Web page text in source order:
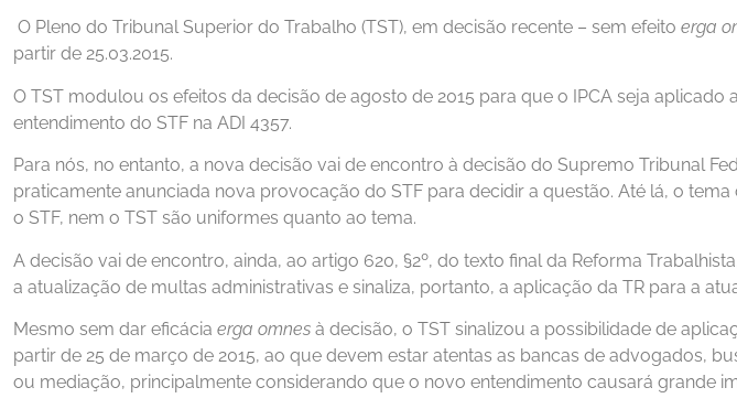
O Pleno do Tribunal Superior do Trabalho (TST), em decisão recente – sem efeito erga
partir de 25.03.2015.
O TST modulou os efeitos da decisão de agosto de 2015 para que o IPCA seja
entendimento do STF na ADI 4357.
Para nós, no entanto, a nova decisão vai de encontro à decisão do Supremo Tribunal
praticamente anunciada nova provocação do STF para decidir a questão. Até lá, o
o STF, nem o TST são uniformes quanto ao tema.
A decisão vai de encontro, ainda, ao artigo 620, §2º, do texto final da Reforma
a atualização de multas administrativas e sinaliza, portanto, a aplicação da TR para a
Mesmo sem dar eficácia erga omnes à decisão, o TST sinalizou a possibilidade de
partir de 25 de março de 2015, ao que devem estar atentas as bancas de advogados,
ou mediação, principalmente considerando que o novo entendimento causará grande